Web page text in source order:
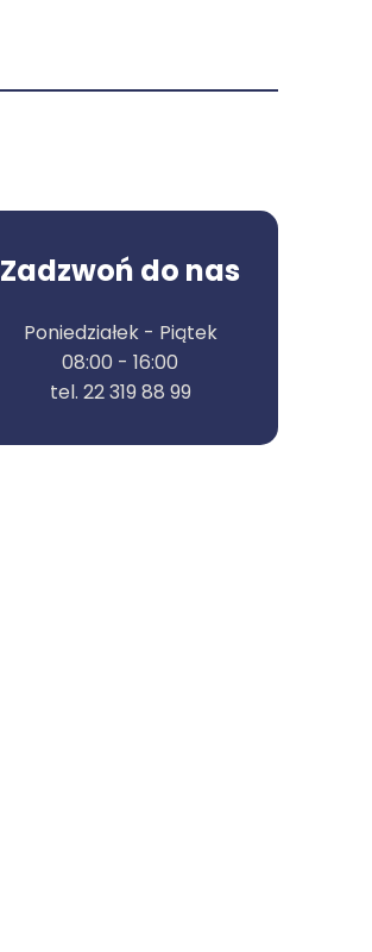
Zadzwoń do nas
Poniedziałek - Piątek
08:00 - 16:00
tel. 22 319 88 99